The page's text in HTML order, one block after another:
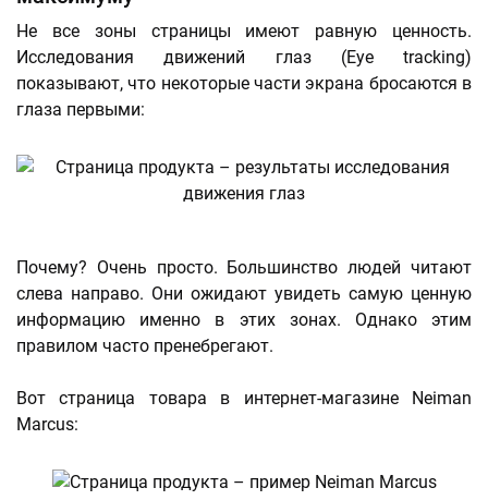
Не все зоны страницы имеют равную ценность.
Исследования движений глаз (Eye tracking)
показывают, что некоторые части экрана бросаются в
глаза первыми:
Почему? Очень просто. Большинство людей читают
слева направо. Они ожидают увидеть самую ценную
информацию именно в этих зонах. Однако этим
правилом часто пренебрегают.
Вот страница товара в интернет-магазине Neiman
Marcus: